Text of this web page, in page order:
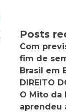
Posts
Com
fim de
Brasil em
DIREITO
O Mito da
aprendeu